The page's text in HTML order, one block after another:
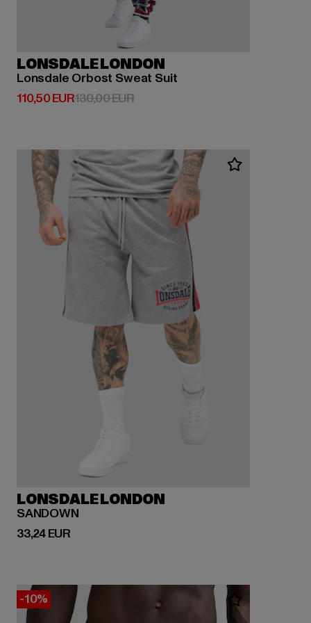
LONSDALE LONDON
Lonsdale Orbost Sweat Suit
110,50 EUR
Ajankohtainen hinta: 110,50 EUR
130,00 EURKampanjahinta: 130,00 EUR
LONSDALE LONDON
SANDOWN
33,24 EUR
Ajankohtainen hinta: 33,24 EUR
-10%